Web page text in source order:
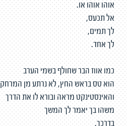
אוהו אוהו או.
אל תכעס,
לך תמים,
לך אחד.
כמו אווז הבר שחולף בשמי הערב
הוא טס בראש החץ, לא נרתע מן המרחק
והאינסטינקט מראה ובורא לו את הדרך
משהו בך יאמר לך המשך